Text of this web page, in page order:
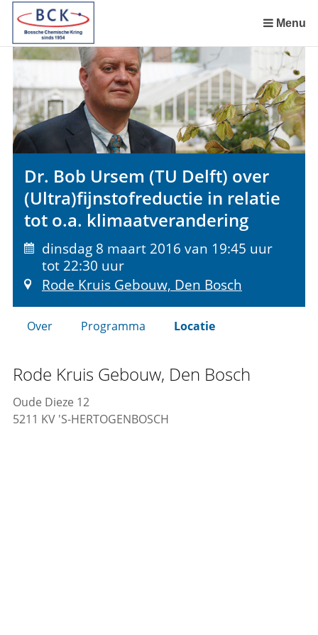
Sla
links
over
Spring
de
inhoud
Spring
menu
Menu
Dr. Bob Ursem (TU Delft) over
(Ultra)fijnstofreductie in relatie
tot o.a. klimaatverandering
dinsdag 8 maart 2016 van 19:45 uur
tot 22:30 uur
Rode Kruis Gebouw, Den Bosch
Over Programma Locatie
Rode Kruis Gebouw, Den Bosch
Oude Dieze 12
5211 KV 'S-HERTOGENBOSCH